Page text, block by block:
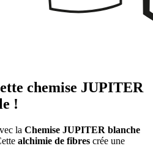
chemise JUPITER
!
la Chemise JUPITER blanche
alchimie de fibres crée une